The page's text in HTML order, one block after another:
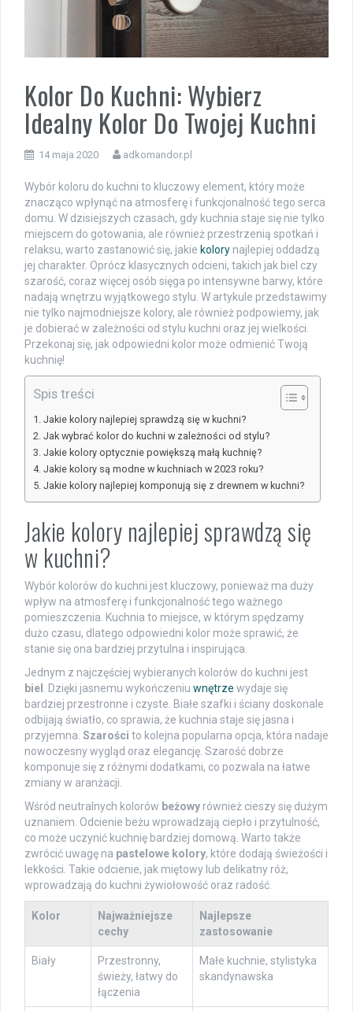
Kolor Do Kuchni: Wybierz
Idealny Kolor Do Twojej Kuchni
14 maja 2020 adkomandor.pl
Wybór koloru do kuchni to kluczowy element, który może
znacząco wpłynąć na atmosferę i funkcjonalność tego serca
domu. W dzisiejszych czasach, gdy kuchnia staje się nie tylko
miejscem do gotowania, ale również przestrzenią spotkań i
relaksu, warto zastanowić się, jakie kolory najlepiej oddadzą
jej charakter. Oprócz klasycznych odcieni, takich jak biel czy
szarość, coraz więcej osób sięga po intensywne barwy, które
nadają wnętrzu wyjątkowego stylu. W artykule przedstawimy
nie tylko najmodniejsze kolory, ale również podpowiemy, jak
je dobierać w zależności od stylu kuchni oraz jej wielkości.
Przekonaj się, jak odpowiedni kolor może odmienić Twoją
kuchnię!
Spis treści
Jakie kolory najlepiej sprawdzą się w kuchni?
Jak wybrać kolor do kuchni w zależności od stylu?
Jakie kolory optycznie powiększą małą kuchnię?
Jakie kolory są modne w kuchniach w 2023 roku?
Jakie kolory najlepiej komponują się z drewnem w kuchni?
Jakie kolory najlepiej sprawdzą się
w kuchni?
Wybór kolorów do kuchni jest kluczowy, ponieważ ma duży
wpływ na atmosferę i funkcjonalność tego ważnego
pomieszczenia. Kuchnia to miejsce, w którym spędzamy
dużo czasu, dlatego odpowiedni kolor może sprawić, że
stanie się ona bardziej przytulna i inspirująca.
Jednym z najczęściej wybieranych kolorów do kuchni jest
biel . Dzięki jasnemu wykończeniu wnętrze wydaje się
bardziej przestronne i czyste. Białe szafki i ściany doskonale
odbijają światło, co sprawia, że kuchnia staje się jasna i
przyjemna. Szarości to kolejna popularna opcja, która nadaje
nowoczesny wygląd oraz elegancję. Szarość dobrze
komponuje się z różnymi dodatkami, co pozwala na łatwe
zmiany w aranżacji.
Wśród neutralnych kolorów beżowy również cieszy się dużym
uznaniem. Odcienie beżu wprowadzają ciepło i przytulność,
co może uczynić kuchnię bardziej domową. Warto także
zwrócić uwagę na pastelowe kolory, które dodają świeżości i
lekkości. Takie odcienie, jak miętowy lub delikatny róż,
wprowadzają do kuchni żywiołowość oraz radość.
Kolor
Najważniejsze
cechy
Najlepsze
zastosowanie
Biały
Przestronny,
świeży, łatwy do
łączenia
Małe kuchnie, stylistyka
skandynawska